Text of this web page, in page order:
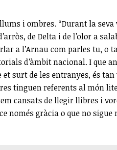
i ombres. “Durant la
de Delta i de l’olor a
a l’Arnau com parles tu, o
d’àmbit nacional. I que
surt de les entranyes, és
tinguen referents al món
cansats de llegir llibres i
només gràcia o que no